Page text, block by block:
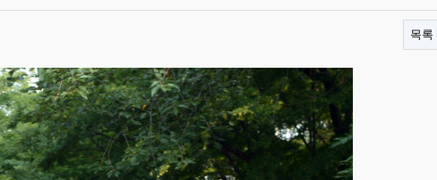
목록